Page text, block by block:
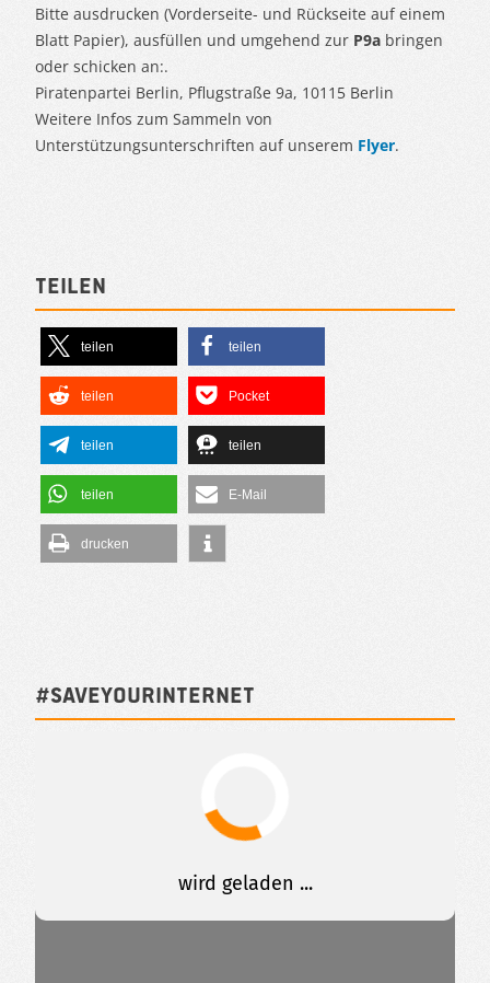
Bitte ausdrucken (Vorderseite- und Rückseite auf einem
Blatt Papier), ausfüllen und umgehend zur P9a bringen
oder schicken an:.
Piratenpartei Berlin, Pflugstraße 9a, 10115 Berlin
Weitere Infos zum Sammeln von
Unterstützungsunterschriften auf unserem Flyer.
Teilen
teilen teilen
teilen Pocket
teilen teilen
teilen E-Mail
drucken
#SAVEYOURINTERNET